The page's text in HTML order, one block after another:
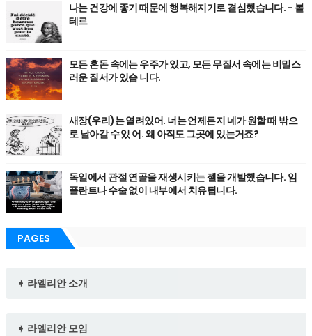
나는 건강에 좋기 때문에 행복해지기로 결심했습니다. - 볼
테르
모든 혼돈 속에는 우주가 있고, 모든 무질서 속에는 비밀스
러운 질서가 있습 니다.
새장(우리)는 열려있어. 너는 언제든지 네가 원할 때 밖으
로 날아갈 수 있 어. 왜 아직도 그곳에 있는거죠?
독일에서 관절 연골을 재생시키는 젤을 개발했습니다. 임
플란트나 수술 없이 내부에서 치유됩니다.
PAGES
➧ 라엘리안 소개
➧ 라엘리안 모임